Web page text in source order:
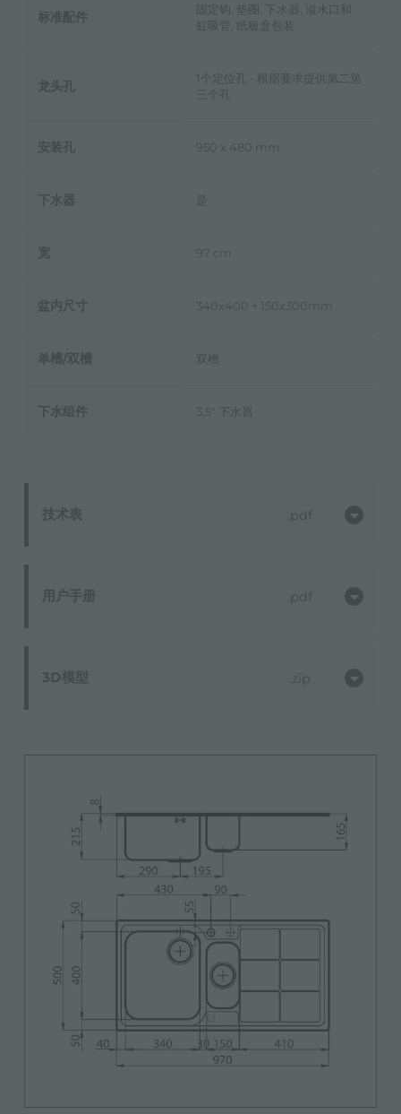
技术表 pdf
用户手册 pdf
3D模型 zip
标准配件
固定钩, 垫圈, 下水器, 溢水口和
虹吸管, 纸板盒包装
龙头孔
1个定位孔 - 根据要求提供第二第
三个孔
安装孔 950 x 480 mm
下水器
宽 97 cm
盆内尺寸 340x400 + 150x300mm
单槽/双槽 双槽
下水组件 3,5" 下水器